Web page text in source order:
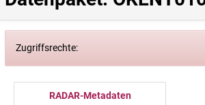
Zugriffsrechte:
RADAR-Metadaten